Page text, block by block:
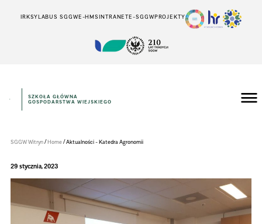
IRKSYLABUS SGGWE-HMSINTRANETE-SGGWPROJEKTY
Instytut
Rolnictwa
SZKOŁA GŁÓWNA
GOSPODARSTWA WIEJSKIEGO
SGGW Witryn/Home/Aktualności - Katedra Agronomii
29 stycznia, 2023